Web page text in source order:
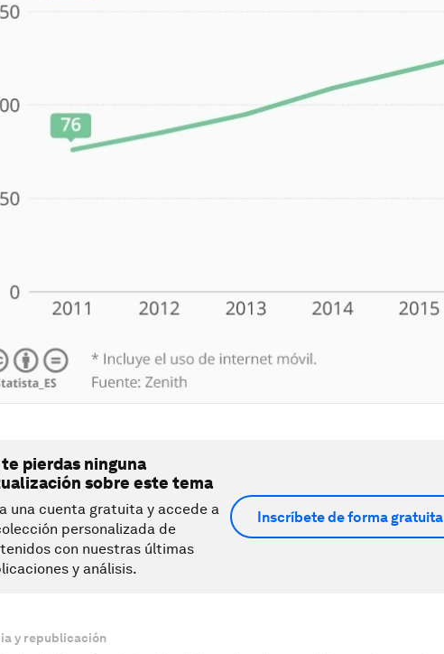
pierdas ninguna
sobre este tema
una cuenta gratuita y accede a
personalizada de
con nuestras últimas
y análisis.
Inscríbete de forma gratuita
y republicación